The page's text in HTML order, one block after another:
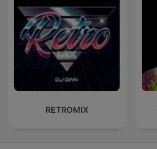
RETROMIX